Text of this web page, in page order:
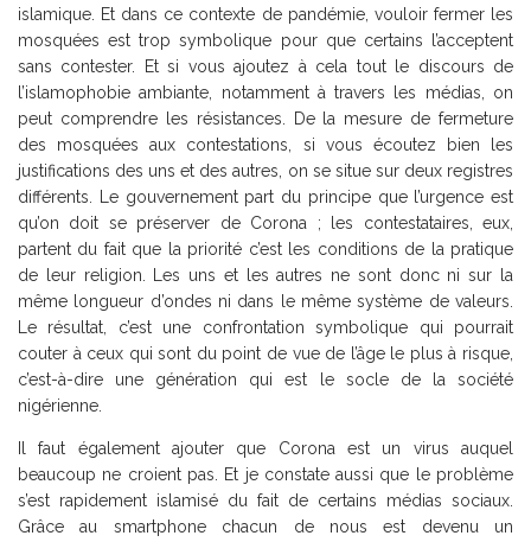
islamique. Et dans ce contexte de pandémie, vouloir fermer les
mosquées est trop symbolique pour que certains l’acceptent
sans contester. Et si vous ajoutez à cela tout le discours de
l’islamophobie ambiante, notamment à travers les médias, on
peut comprendre les résistances. De la mesure de fermeture
des mosquées aux contestations, si vous écoutez bien les
justifications des uns et des autres, on se situe sur deux registres
différents. Le gouvernement part du principe que l’urgence est
qu’on doit se préserver de Corona ; les contestataires, eux,
partent du fait que la priorité c’est les conditions de la pratique
de leur religion. Les uns et les autres ne sont donc ni sur la
même longueur d’ondes ni dans le même système de valeurs.
Le résultat, c’est une confrontation symbolique qui pourrait
couter à ceux qui sont du point de vue de l’âge le plus à risque,
c’est-à-dire une génération qui est le socle de la société
nigérienne.
Il faut également ajouter que Corona est un virus auquel
beaucoup ne croient pas. Et je constate aussi que le problème
s’est rapidement islamisé du fait de certains médias sociaux.
Grâce au smartphone chacun de nous est devenu un